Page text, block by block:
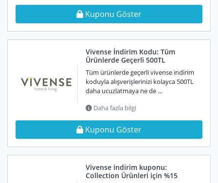
Kuponu Göster
Vivense İndirim Kodu: Tüm
Ürünlerde Geçerli 500TL
Tüm ürünlerde geçerli vivense indirim
koduyla alışverişlerinizi kolayca 500TL
daha ucuzlatmaya ne de ...
Daha fazla bilgi
Kuponu Göster
Vivense indirim kuponu:
Collection Ürünleri için %15